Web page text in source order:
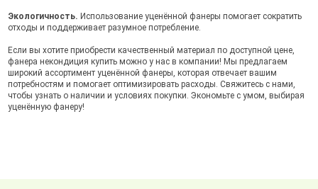
Экологичность. Использование уценённой фанеры помогает сократить
отходы и поддерживает разумное потребление.
Если вы хотите приобрести качественный материал по доступной цене,
фанера некондиция купить можно у нас в компании! Мы предлагаем
широкий ассортимент уценённой фанеры, которая отвечает вашим
потребностям и помогает оптимизировать расходы. Свяжитесь с нами,
чтобы узнать о наличии и условиях покупки. Экономьте с умом, выбирая
уценённую фанеру!